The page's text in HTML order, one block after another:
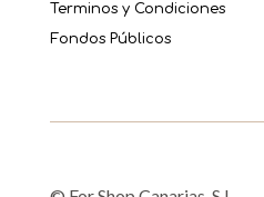
Terminos y Condiciones
Fondos Públicos